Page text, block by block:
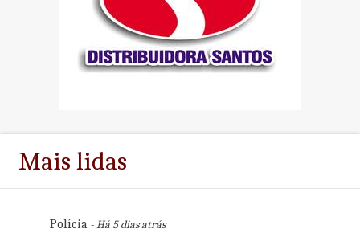
Mais lidas
Polícia- Há 5 dias atrás